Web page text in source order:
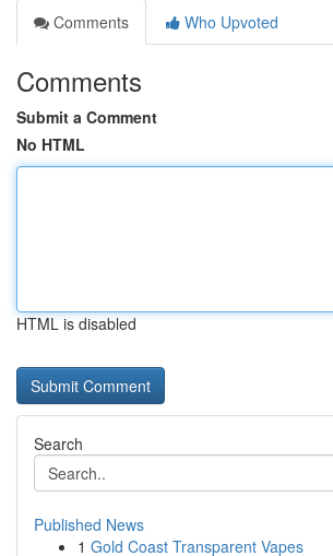
Comments
Who Upvoted
Comments
Submit a Comment
No HTML
HTML is disabled
Search
Published News
1 Gold Coast Transparent Vapes